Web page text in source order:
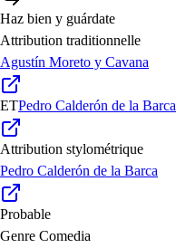
Haz bien y guárdate
Attribution traditionnelle
Agustín Moreto y Cavana
ETPedro Calderón de la Barca
Attribution stylométrique
Pedro Calderón de la Barca
Probable
Genre Comedia